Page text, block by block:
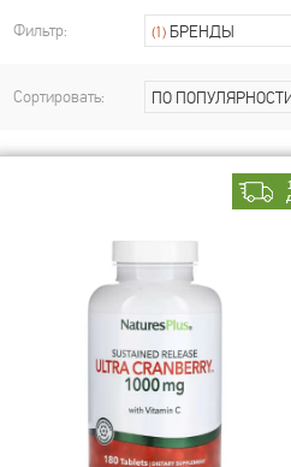
Фильтр: (1) БРЕНДЫ
Сортировать: ПО